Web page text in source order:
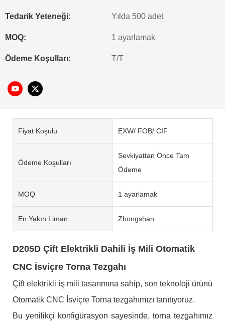
Tedarik Yeteneği: Yılda 500 adet
MOQ: 1 ayarlamak
Ödeme Koşulları: T/T
Fiyat Koşulu EXW/ FOB/ CIF
Ödeme Koşulları
Sevkiyattan Önce Tam
Ödeme
MOQ 1 ayarlamak
En Yakın Liman Zhongshan
D205D Çift Elektrikli Dahili İş Mili Otomatik
CNC İsviçre Torna Tezgahı
Çift elektrikli iş mili tasarımına sahip, son teknoloji ürünü
Otomatik CNC İsviçre Torna tezgahımızı tanıtıyoruz.
Bu yenilikçi konfigürasyon sayesinde, torna tezgahımız